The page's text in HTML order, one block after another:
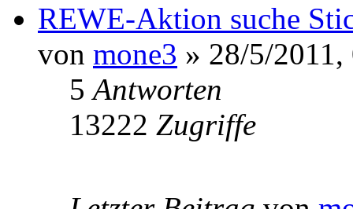
REWE-Aktion suche
von mone3 » 28/5/2011,
5Antworten
13222 Zugriffe